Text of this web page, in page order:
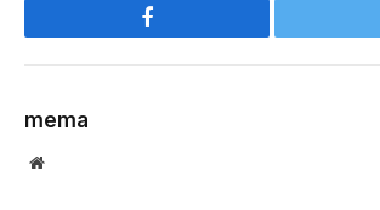
Facebook
mema
Website